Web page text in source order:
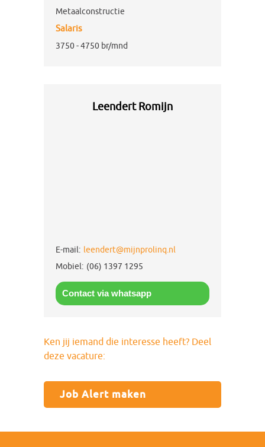
Metaalconstructie
Salaris
3750 - 4750 br/mnd
Leendert Romijn
E-mail: leendert@mijnprolinq.nl
Mobiel: (06) 1397 1295
Contact via whatsapp
Ken jij iemand die interesse heeft? Deel
deze vacature:
Job Alert maken